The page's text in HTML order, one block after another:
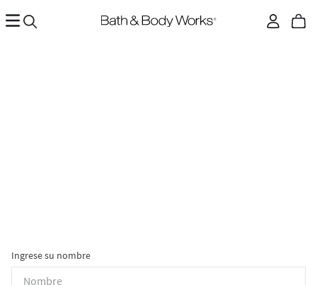
Ingrese su nombre